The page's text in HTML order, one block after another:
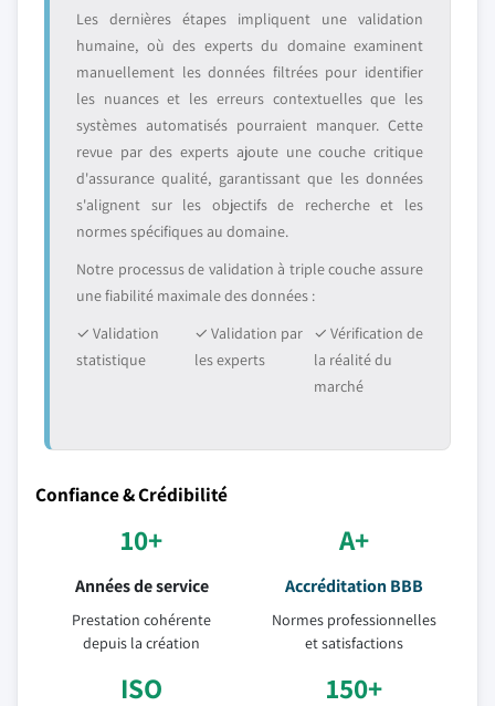
Les dernières étapes impliquent une validation
humaine, où des experts du domaine examinent
manuellement les données filtrées pour identifier
les nuances et les erreurs contextuelles que les
systèmes automatisés pourraient manquer. Cette
revue par des experts ajoute une couche critique
d'assurance qualité, garantissant que les données
s'alignent sur les objectifs de recherche et les
normes spécifiques au domaine.
Notre processus de validation à triple couche assure
une fiabilité maximale des données :
✓ Validation
statistique
✓ Validation par
les experts
✓ Vérification de
la réalité du
marché
Confiance & Crédibilité
10+
Années de service
Prestation cohérente
depuis la création
A+
Accréditation BBB
Normes professionnelles
et satisfactions
ISO 150+